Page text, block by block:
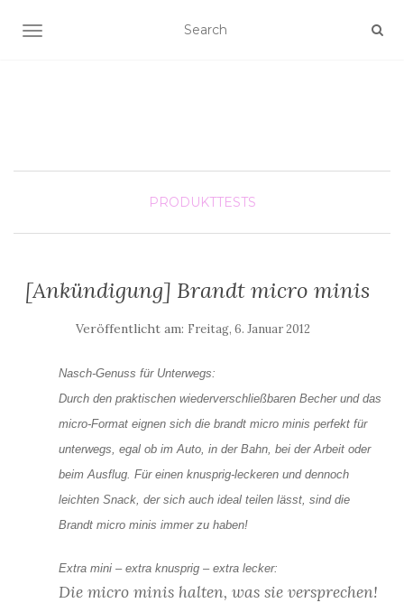
SCHALTE NAVIGATION
PRODUKTTESTS
[Ankündigung] Brandt micro minis
Veröffentlicht am: Freitag, 6. Januar 2012
Nasch-Genuss für Unterwegs:
Durch den praktischen wiederverschließbaren Becher und das
micro-Format eignen sich die brandt micro minis perfekt für
unterwegs, egal ob im Auto, in der Bahn, bei der Arbeit oder
beim Ausflug. Für einen knusprig-leckeren und dennoch
leichten Snack, der sich auch ideal teilen lässt, sind die
Brandt micro minis immer zu haben!
Extra mini – extra knusprig – extra lecker:
Die micro minis halten, was sie versprechen!